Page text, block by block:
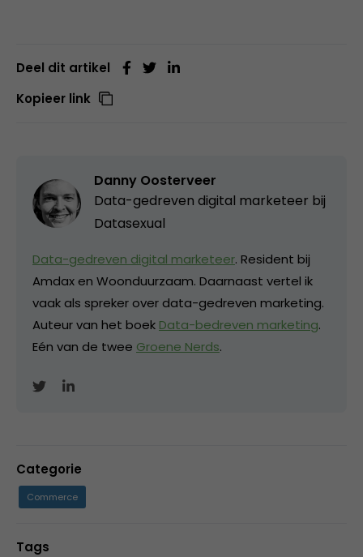
Deel dit artikel
Kopieer link
Danny Oosterveer
Data-gedreven digital marketeer bij
Datasexual
Data-gedreven digital marketeer. Resident bij
Amdax en Woonduurzaam. Daarnaast vertel ik
vaak als spreker over data-gedreven marketing.
Auteur van het boek Data-bedreven marketing.
Eén van de twee Groene Nerds.
Categorie
Commerce
Tags